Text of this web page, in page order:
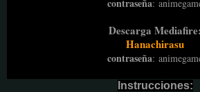
:
Descarga Mediafire:
Hanachirasu
contraseña:
Instrucciones: